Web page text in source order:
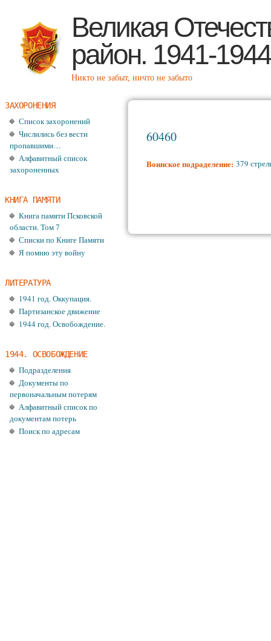
Великая
район. 1941-1944
Никто не забыт, ничто не забыто
60460
Воинское подраделение: 379
ЗАХОРОНЕНИЯ
Список захоронений
Числились без вести
пропавшими…
Алфавитный список
захороненных
КНИГА ПАМЯТИ
Книга памяти Псковской
области. Том 7
Списки по Книге Памяти
Я помню эту войну
ЛИТЕРАТУРА
1941 год. Оккупация.
Партизанское движение
1944 год. Освобождение.
1944. ОСВОБОЖДЕНИЕ
Подразделения
Документы по
первоначальным потерям
Алфавитный список по
документам потерь
Поиск по адресам